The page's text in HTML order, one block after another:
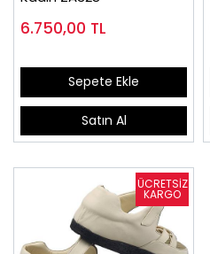
6.750,00 TL
Sepete Ekle
Satın Al